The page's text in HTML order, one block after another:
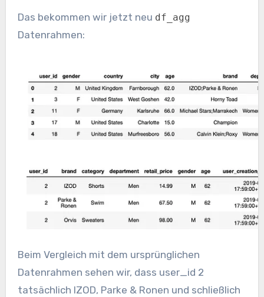
Das bekommen wir jetzt neu df_agg
Datenrahmen:
Beim Vergleich mit dem ursprünglichen
Datenrahmen sehen wir, dass user_id 2
tatsächlich IZOD, Parke & Ronen und schließlich